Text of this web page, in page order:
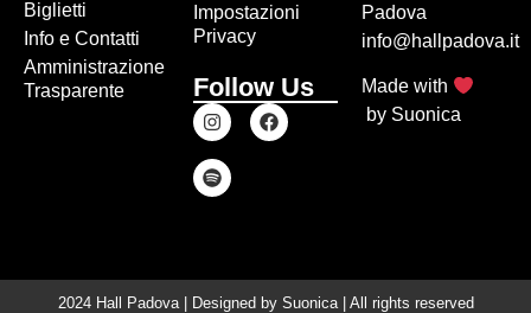
Biglietti
Info e Contatti
Amministrazione
Trasparente
Impostazioni
Privacy
Follow Us
Padova
info@hallpadova.it
Made with
by Suonica
2024 Hall Padova | Designed by Suonica| All rights reserved